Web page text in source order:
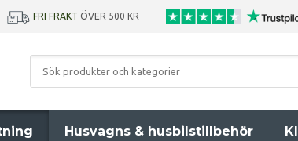
FRI FRAKT ÖVER 500 KR
Husvagns & husbilstillbehör